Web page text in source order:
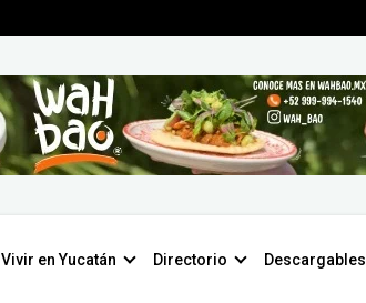
Vivir en Yucatán Directorio Descargables